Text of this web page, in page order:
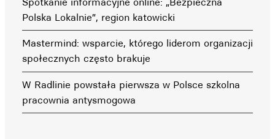
Spotkanie informacyjne online: „Bezpieczna
Polska Lokalnie”, region katowicki
Mastermind: wsparcie, którego liderom organizacji
społecznych często brakuje
W Radlinie powstała pierwsza w Polsce szkolna
pracownia antysmogowa